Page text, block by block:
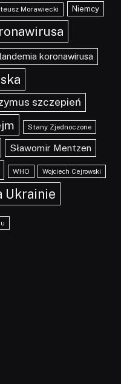
Morawiecki Niemcy
koronawirusa
szczepień
Stany Zjednoczone
Sławomir Mentzen
WHO Wojciech Cejrowski
Ukrainie